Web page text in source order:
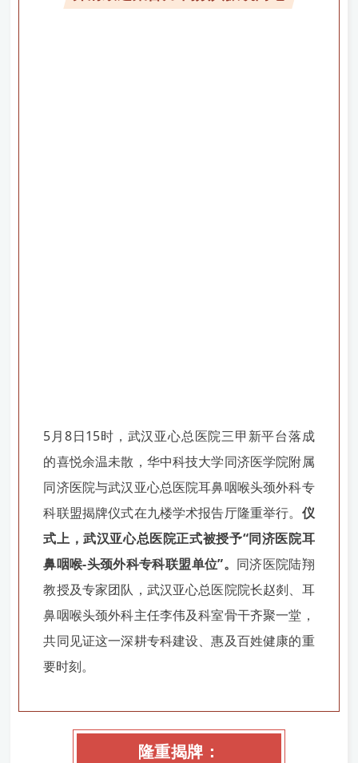
5月8日15时，武汉亚心总医院三甲新平台落成
的喜悦余温未散，华中科技大学同济医学院附属
同济医院与武汉亚心总医院耳鼻咽喉头颈外科专
科联盟揭牌仪式在九楼学术报告厅隆重举行。 仪
式上，武汉亚心总医院正式被授予“同济医院耳
鼻咽喉-头颈外科专科联盟单位”。 同济医院陆翔
教授及专家团队，武汉亚心总医院院长赵剡、耳
鼻咽喉头颈外科主任李伟及科室骨干齐聚一堂，
共同见证这一深耕专科建设、惠及百姓健康的重
要时刻。
隆重揭牌：